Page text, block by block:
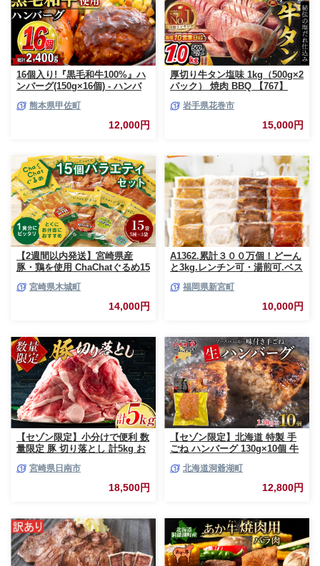
16個入り!『黒毛和牛100%』ハ
ンバーグ(150g×16個) - ハンバ
個包装 小分け 人気 牛肉100%
黒毛和牛 冷凍 国産 おすすめ ラ
ンキング 和牛 お取り寄せ 焼く
産牛 総菜 甲佐町【価格改定】X
熊本県甲佐町
12,000円
厚切り牛タン塩味 1kg（500g×2
パック） 焼肉 BBQ 【767】
岩手県花巻市
15,000円
【2週間以内発送】宮崎県産
豚・鶏を使用 ChaChatぐるめ15
_K16_0040_4
宮崎県木城町
14,000円
A1362.累計３００万個！どーん
と3kg.レンチン可・湯煎可.ベス
【150g×20個】【訳あり】【北
海道・沖縄・離島へ配送不可】
福岡県新宮町
10,000円
【セゾン限定】小分けで便利 数
量限定 豚 切り落とし 計5kg お
空パック 個包装 万能食材 おす
すめ おかず 食品 炒め物 お弁当
豚丼 豚しゃぶ しゃぶしゃぶ 焼
贈答 プレゼント おすそ分け 宮
崎県 日南市 送料無料_CCV2-26
宮崎県日南市
18,500円
【セゾン限定】北海道 特製 手
ごね ハンバーグ 130g×10個 牛
肉屋 手作り 小分け ジューシー
おかず 本格的 簡単 調理 グルメ
お取り寄せ お肉屋 たどころ 送
北海道洞爺湖町
12,800円